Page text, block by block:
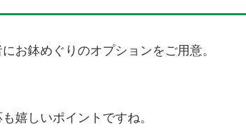
お鉢めぐりのオプションをご用意。
嬉しいポイントですね。